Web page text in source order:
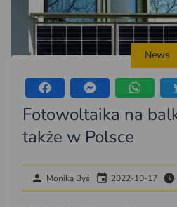
News
Fotowoltaika na
także w Polsce
Monika Byś 2022-10-17